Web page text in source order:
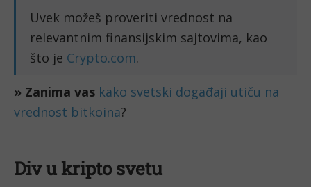
Uvek možeš proveriti vrednost na
relevantnim finansijskim sajtovima, kao
što je Crypto.com.
» Zanima vas kako svetski događaji utiču na
vrednost bitkoina?
Div u kripto svetu